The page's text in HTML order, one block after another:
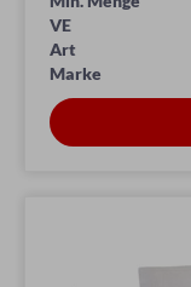
VE
Art
Marke